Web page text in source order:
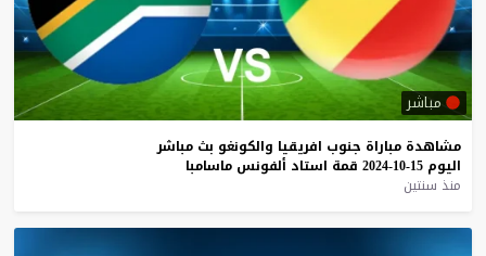
مباشر
مشاهدة مباراة جنوب افريقيا والكونغو بث مباشر
اليوم 15-10-2024 قمة استاد ألفونس ماسامبا
منذ سنتين